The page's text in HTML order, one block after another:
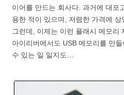
이어를 만드는 회사다. 과거에 대포
용한 적이 있으며, 저렴한 가격에 상
그런데, 이제는 이런 플래시 메모리
아이리버에서도 USB 메모리를 만
수 있는 일 일지도…